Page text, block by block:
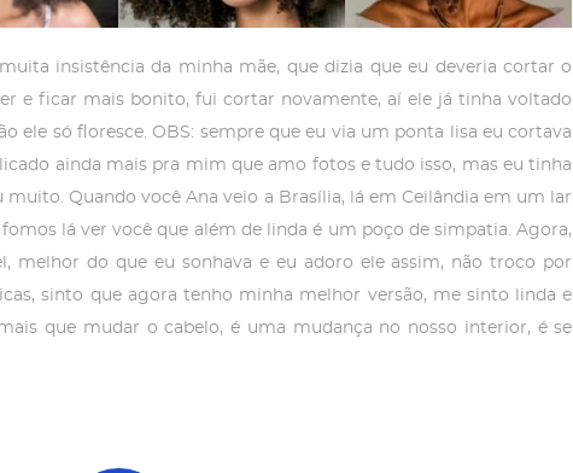
insistência da minha mãe, que dizia que eu deveria cortar o
e ficar mais bonito, fui cortar novamente, aí ele já tinha voltado
ele só floresce. OBS: sempre que eu via um ponta lisa eu cortava
ainda mais pra mim que amo fotos e tudo isso, mas eu tinha
muito. Quando você Ana veio a Brasília, lá em Ceilândia em um lar
lá ver você que além de linda é um poço de simpatia. Agora,
melhor do que eu sonhava e eu adoro ele assim, não troco por
sinto que agora tenho minha melhor versão, me sinto linda e
que mudar o cabelo, é uma mudança no nosso interior, é se